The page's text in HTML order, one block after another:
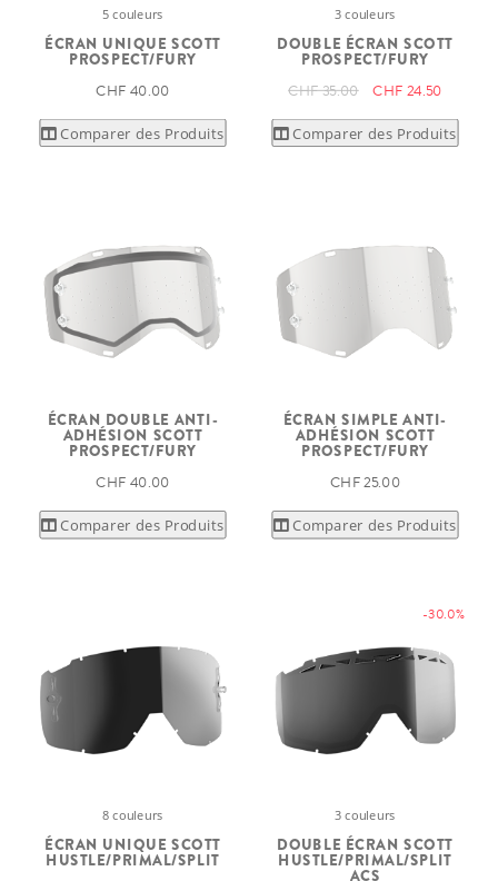
5 couleurs
ÉCRAN UNIQUE SCOTT
PROSPECT/FURY
CHF 40.00
Comparer des Produits
3 couleurs
DOUBLE ÉCRAN SCOTT
PROSPECT/FURY
CHF 35.00 CHF 24.50
Comparer des Produits
ÉCRAN DOUBLE ANTI-
ADHÉSION SCOTT
PROSPECT/FURY
CHF 40.00
Comparer des Produits
ÉCRAN SIMPLE ANTI-
ADHÉSION SCOTT
PROSPECT/FURY
CHF 25.00
Comparer des Produits
8 couleurs
ÉCRAN UNIQUE SCOTT
HUSTLE/PRIMAL/SPLIT
-30.0%
3 couleurs
DOUBLE ÉCRAN SCOTT
HUSTLE/PRIMAL/SPLIT
ACS